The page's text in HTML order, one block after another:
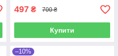
497 ₴ 700 ₴
Купити
–10%